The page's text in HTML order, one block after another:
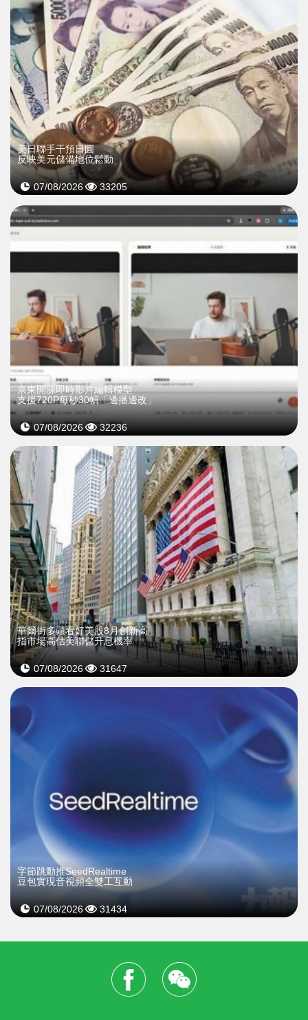
美日聯手干預日圓
反映美元儲備地位鬆動
07/08/2026 33205
京東開源即時影片編輯模型
支援720P每秒30幀「邊播邊改」
07/08/2026 32236
華爾街多頭看好美股8月創新高
指市場高估美聯儲升息機率
07/08/2026 31647
字節跳動推SeedRealtime
豆包實現音視頻全雙工互動
07/08/2026 31434